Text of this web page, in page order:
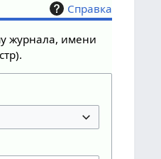
Справка
журнала, имени